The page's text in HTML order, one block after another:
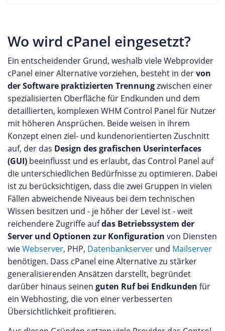
Wo wird cPanel eingesetzt?
Ein entscheidender Grund, weshalb viele Webprovider
cPanel einer Alternative vorziehen, besteht in dervon
der Software praktizierten Trennungzwischen einer
spezialisierten Oberfläche für Endkunden und dem
detaillierten, komplexen WHM Control Panel für Nutzer
mit höheren Ansprüchen. Beide weisen in ihrem
Konzept einen ziel- und kundenorientierten Zuschnitt
auf, der das Design des grafischen Userinterfaces
(GUI) beeinflusst und es erlaubt, das Control Panel auf
die unterschiedlichen Bedürfnisse zu optimieren. Dabei
ist zu berücksichtigen, dass die zwei Gruppen in vielen
Fällen abweichende Niveaus bei dem technischen
Wissen besitzen und - je höher der Level ist - weit
reichendere Zugriffe aufdas Betriebssystem der
Server und Optionen zur Konfiguration von Diensten
wieWebserver, PHP, Datenbankserver und Mailserver
benötigen. Dass cPanel eine Alternative zu stärker
generalisierenden Ansätzen darstellt, begründet
darüber hinaus seinen guten Ruf bei Endkunden für
ein Webhosting, die von einer verbesserten
Übersichtlichkeit profitieren.